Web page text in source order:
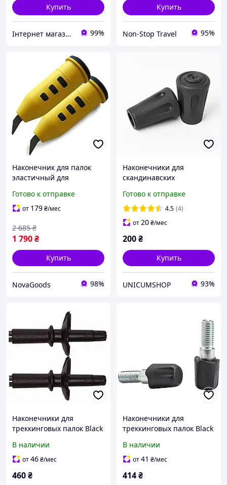
Купить
Інтернет магазин СпортТочка 99%
Купить
Non-Stop Travel 95%
Наконечник для палок
эластичный для
шт желтый Vipole GN-
1137
Готово к отправке
от 179₴/мес
1 790₴
2 685 ₴
Купить
NovaGoods 98%
Наконечники для
скандинавских
черные (5566)
Готово к отправке
4.5 (4)
от20₴/мес
200₴
Купить
UNICUMSHOP 93%
Наконечники для
треккинговых палок Black
твердосплав, черный
В наличии
от46₴/мес
460₴
Наконечники для
треккинговых палок Black
Rubber, черные, 2 шт.
В наличии
от41 ₴/мес
414₴